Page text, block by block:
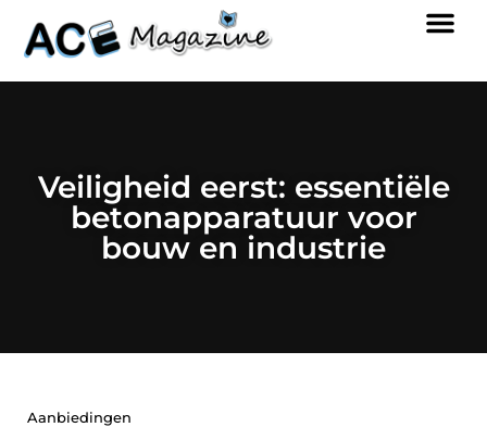
Veiligheid eerst: essentiële
betonapparatuur voor
bouw en industrie
Aanbiedingen